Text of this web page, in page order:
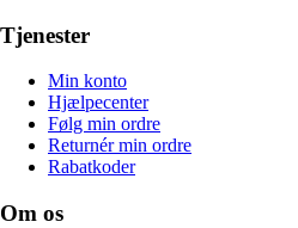
Tjenester
Min konto
Hjælpecenter
Følg min ordre
Returnér min ordre
Rabatkoder
Om os